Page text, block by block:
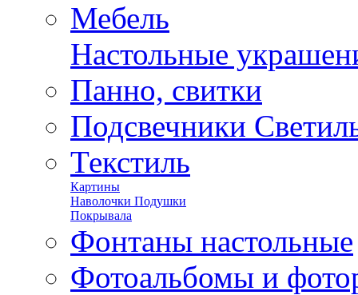
Мебель
Настольные
Панно, свитки
Подсвечники
Текстиль
Картины
Наволочки Подушки
Покрывала
Фонтаны настольные
Фотоальбомы и